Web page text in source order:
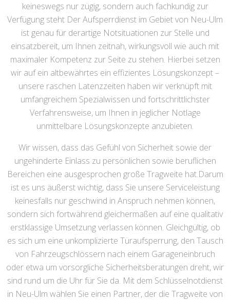
keineswegs nur zügig, sondern auch fachkundig zur
Verfügung steht Der Aufsperrdienst im Gebiet von Neu-Ulm
ist genau für derartige Notsituationen zur Stelle und
einsatzbereit, um Ihnen zeitnah, wirkungsvoll wie auch mit
maximaler Kompetenz zur Seite zu stehen. Hierbei setzen
wir auf ein altbewährtes ein effizientes Lösungskonzept –
unsere raschen Latenzzeiten haben wir verknüpft mit
umfangreichem Spezialwissen und fortschrittlichster
Verfahrensweise, um Ihnen in jeglicher Notlage
unmittelbare Lösungskonzepte anzubieten.
Wir wissen, dass das Gefühl von Sicherheit sowie der
ungehinderte Einlass zu persönlichen sowie beruflichen
Bereichen eine ausgesprochen große Tragweite hat.Darum
ist es uns äußerst wichtig, dass Sie unsere Serviceleistung
keinesfalls nur geschwind in Anspruch nehmen können,
sondern sich fortwährend gleichermaßen auf eine qualitativ
erstklassige Umsetzung verlassen können. Gleichgültig, ob
es sich um eine unkomplizierte Türaufsperrung, den Tausch
von Fahrzeugschlössern nach einem Garageneinbruch
oder etwa um vorsorgliche Sicherheitsberatungen dreht, wir
sind rund um die Uhr für Sie da. Mit dem Schlüsselnotdienst
in Neu-Ulm wählen Sie einen Partner, der die Tragweite von